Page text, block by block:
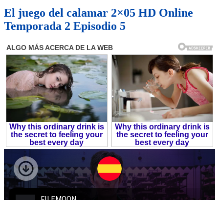
El juego del calamar 2×05 HD Online
Temporada 2 Episodio 5